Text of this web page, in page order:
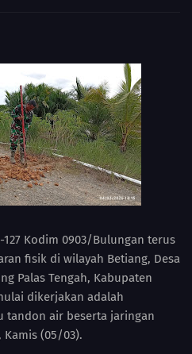
127 Kodim 0903/Bulungan terus
fisik di wilayah Betiang, Desa
Palas Tengah, Kabupaten
dikerjakan adalah
tandon air beserta jaringan
(05/03).